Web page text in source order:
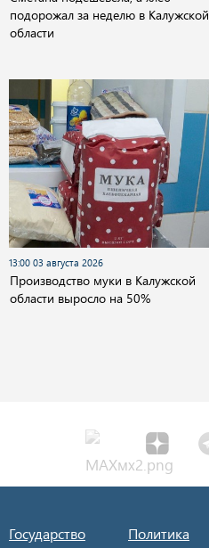
подорожал за неделю в Калужской
области
13:00 03 августа 2026
Производство муки в Калужской
области выросло на 50%
Государство Политика